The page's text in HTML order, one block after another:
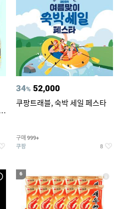
34% 52,000
쿠팡트래블, 숙박 세일 페스타
구매 999+
쿠팡 8
6